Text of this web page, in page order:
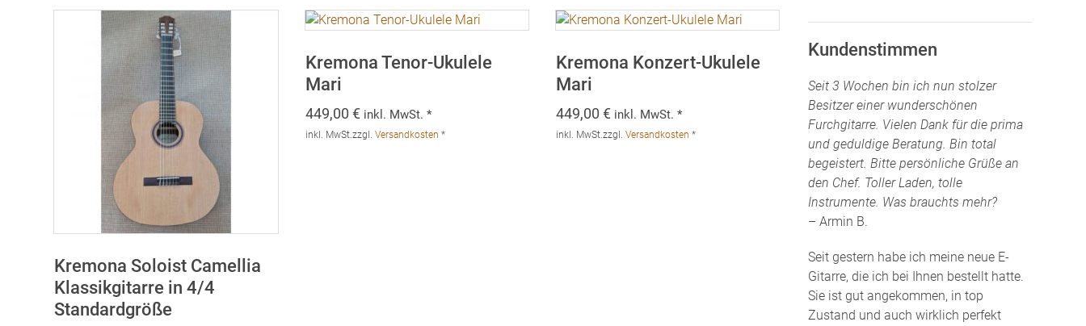
Kremona Soloist Camellia
Klassikgitarre in 4/4
Standardgröße
Kremona Tenor-Ukulele
Mari
449,00 € inkl. MwSt. *
inkl. MwSt.zzgl. Versandkosten *
Kremona Konzert-Ukulele
Mari
449,00€ inkl. MwSt. *
inkl. MwSt.zzgl.Versandkosten *
Kundenstimmen
Seit 3 Wochen bin ich nun stolzer
Besitzer einer wunderschönen
Furchgitarre. Vielen Dank für die prima
und geduldige Beratung. Bin total
begeistert. Bitte persönliche Grüße an
den Chef. Toller Laden, tolle
Instrumente. Was brauchts mehr?
– Armin B.
Seit gestern habe ich meine neue E-
Gitarre, die ich bei Ihnen bestellt hatte.
Sie ist gut angekommen, in top
Zustand und auch wirklich perfekt